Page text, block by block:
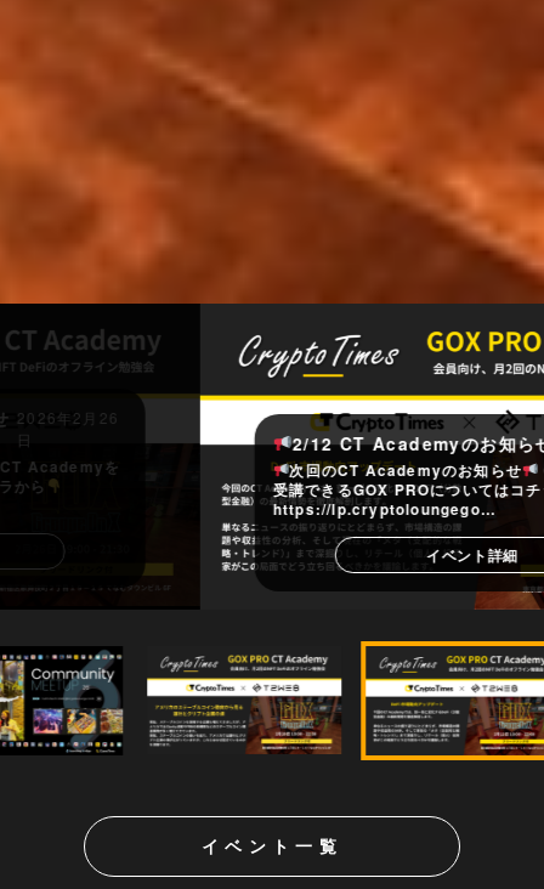
2/12 CT Academyのお知らせ 2/12
次回のCT Academyのお知らせ
CT Academyを
受講できるGOX PROについてはコチラから
️
https://lp.cryptoloungego…
イベント詳細
イベント一覧